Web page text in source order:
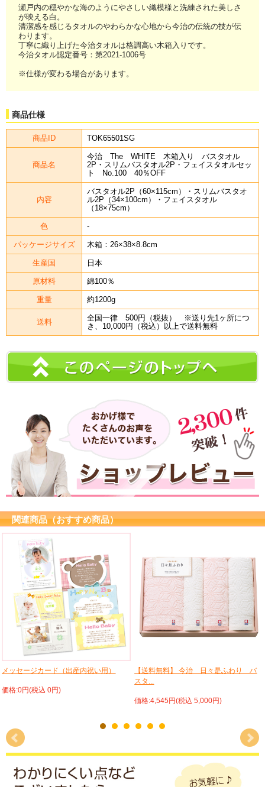
瀬戸内の穏やかな海のようにやさしい織模様と洗練された美しさ
が映える白。
清潔感を感じるタオルのやわらかな心地から今治の伝統の技が伝
わります。
丁寧に織り上げた今治タオルは格調高い木箱入りです。
今治タオル認定番号：第2021-1006号
※仕様が変わる場合があります。
商品仕様
商品ID TOK65501SG
商品名
今治 The WHITE 木箱入り バスタオル
2P・スリムバスタオル2P・フェイスタオルセッ
ト No.100 40％OFF
内容
バスタオル2P（60×115cm）・スリムバスタオ
ル2P（34×100cm）・フェイスタオル
（18×75cm）
色 -
パッケージサイズ 木箱：26×38×8.8cm
生産国 日本
原材料 綿100％
重量 約1200g
送料
全国一律 500円（税抜） ※送り先1ヶ所につ
き、10,000円（税込）以上で送料無料
関連商品（おすすめ商品）
メッセージカード（出産内祝い用）
価格:0円(税込 0円)
【送料無料】 今治 日々是ふわり バ
スタ...
価格:4,545円(税込 5,000円)